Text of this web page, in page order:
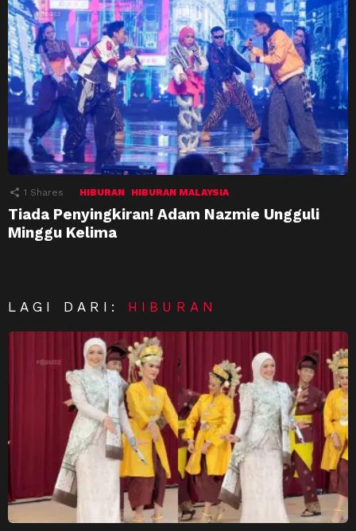
1 Shares HIBURAN HIBURAN MALAYSIA
Tiada Penyingkiran! Adam Nazmie Ungguli
Minggu Kelima
LAGI DARI: HIBURAN